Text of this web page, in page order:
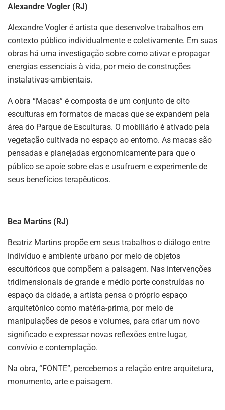
Alexandre Vogler (RJ)
Alexandre Vogler é artista que desenvolve trabalhos em
contexto público individualmente e coletivamente. Em suas
obras há uma investigação sobre como ativar e propagar
energias essenciais à vida, por meio de construções
instalativas-ambientais.
A obra “Macas” é composta de um conjunto de oito
esculturas em formatos de macas que se expandem pela
área do Parque de Esculturas. O mobiliário é ativado pela
vegetação cultivada no espaço ao entorno. As macas são
pensadas e planejadas ergonomicamente para que o
público se apoie sobre elas e usufruem e experimente de
seus benefícios terapêuticos.
Bea Martins (RJ)
Beatriz Martins propõe em seus trabalhos o diálogo entre
indivíduo e ambiente urbano por meio de objetos
escultóricos que compõem a paisagem. Nas intervenções
tridimensionais de grande e médio porte construídas no
espaço da cidade, a artista pensa o próprio espaço
arquitetônico como matéria-prima, por meio de
manipulações de pesos e volumes, para criar um novo
significado e expressar novas reflexões entre lugar,
convívio e contemplação.
Na obra, “FONTE”, percebemos a relação entre arquitetura,
monumento, arte e paisagem.